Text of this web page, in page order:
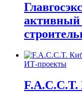
активный
ИТ-проекты
F.A.C.C.T.